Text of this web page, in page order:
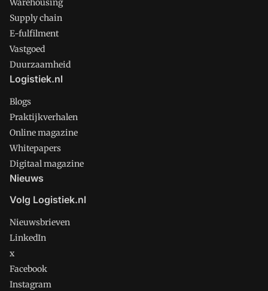
Warehousing
Supply chain
E-fulfilment
Vastgoed
Duurzaamheid
Logistiek.nl
Blogs
Praktijkverhalen
Online magazine
Whitepapers
Digitaal magazine
Nieuws
Volg Logistiek.nl
Nieuwsbrieven
LinkedIn
x
Facebook
Instagram